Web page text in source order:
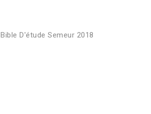
Bible D'étude Semeur 2018